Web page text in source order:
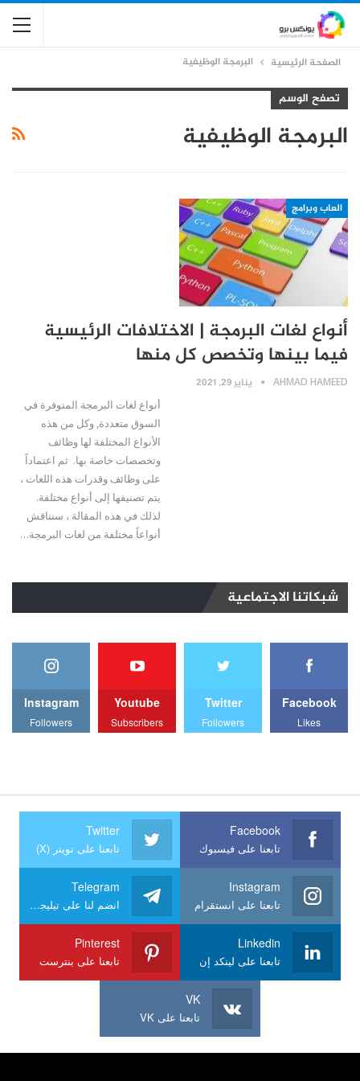
الصفحة الرئيسية البرمجة الوظيفية
تصفح الوسم
البرمجة الوظيفية
العاب وبرامج
أنواع لغات البرمجة | الاختلافات الرئيسية
فيما بينها وتخصص كل منها
AHMAD HAMEED يناير 29, 2021
أنواع لغات البرمجة المتوفرة في
السوق متعددة, وكل من هذه
الأنواع المختلفة لها وظائف
وتخصصات خاصة بها. ثم اعتماداً
على وظائف وقدرات هذه اللغات ،
يتم تصنيفها إلى أنواع مختلفة.
لذلك في هذه المقالة ، سنناقش
أنواعاً مختلفة من لغات البرمجة…
شبكاتنا الاجتماعية
Facebook
Likes
Twitter
Followers
Youtube
Subscribers
Instagram
Followers
Facebook
تابعنا على فيسبوك
Twitter
تابعنا على تويتر (X)
Instagram
تابعنا على انستقرام
Telegram
انضم لنا على تيليجرام
Linkedin
تابعنا على لينكد إن
Pinterest
تابعنا على بنترست
VK
تابعنا على VK